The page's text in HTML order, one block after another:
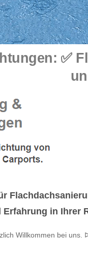
✅
in Ihrer
Willkommen bei uns.